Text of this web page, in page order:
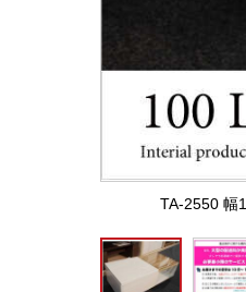
TA-2550 幅